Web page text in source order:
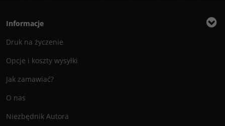
Informacje
Druk na życzenie
Opcje i koszty wysyłki
Jak zamawiać?
O nas
Niezbędnik Autora